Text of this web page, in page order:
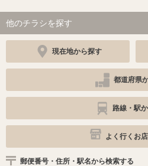
他のチラシを探す
現在地から探す
都道府県
路線・駅
よく行くお
郵便番号・住所・駅名から検索する